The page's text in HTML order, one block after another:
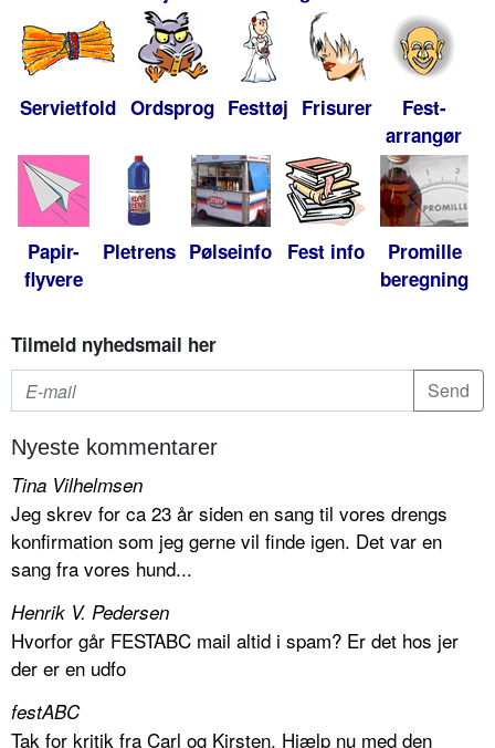
Servietfold Ordsprog Festtøj Frisurer
Fest-
arrangør
Papir-
flyvere
Pletrens Pølseinfo Fest info
Promille
beregning
Tilmeld nyhedsmail her
Nyeste kommentarer
Tina Vilhelmsen
Jeg skrev for ca 23 år siden en sang til vores drengs
konfirmation som jeg gerne vil finde igen. Det var en
sang fra vores hund...
Henrik V. Pedersen
Hvorfor går FESTABC mail altid i spam? Er det hos jer
der er en udfo
festABC
Tak for kritik fra Carl og Kirsten. Hjælp nu med den